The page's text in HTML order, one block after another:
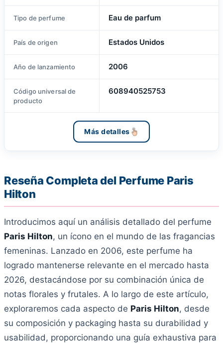
Tipo de perfume Eau de parfum
País de origen Estados Unidos
Año de lanzamiento 2006
Código universal de
producto
608940525753
Más detalles
Reseña Completa del Perfume Paris
Hilton
Introducimos aquí un análisis detallado del perfume
Paris Hilton, un ícono en el mundo de las fragancias
femeninas. Lanzado en 2006, este perfume ha
logrado mantenerse relevante en el mercado hasta
2026, destacándose por su combinación única de
notas florales y frutales. A lo largo de este artículo,
exploraremos cada aspecto de Paris Hilton, desde
su composición y packaging hasta su durabilidad y
usabilidad, proporcionando una guía exhaustiva para